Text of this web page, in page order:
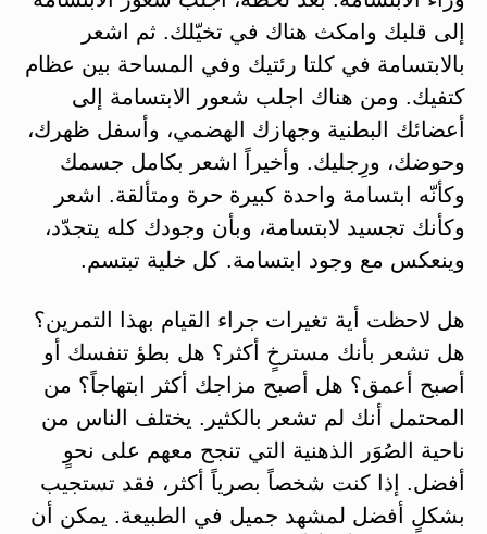
إلى قلبك وامكث هناك في تخيّلك. ثم اشعر
بالابتسامة في كلتا رئتيك وفي المساحة بين عظام
كتفيك. ومن هناك اجلب شعور الابتسامة إلى
أعضائك البطنية وجهازك الهضمي، وأسفل ظهرك،
وحوضك، ورِجليك. وأخيراً اشعر بكامل جسمك
وكأنّه ابتسامة واحدة كبيرة حرة ومتألقة. اشعر
وكأنك تجسيد لابتسامة، وبأن وجودك كله يتجدّد،
وينعكس مع وجود ابتسامة. كل خلية تبتسم.
هل لاحظت أية تغيرات جراء القيام بهذا التمرين؟
هل تشعر بأنك مسترخٍ أكثر؟ هل بطؤ تنفسك أو
أصبح أعمق؟ هل أصبح مزاجك أكثر ابتهاجاً؟ من
المحتمل أنك لم تشعر بالكثير. يختلف الناس من
ناحية الصُوَر الذهنية التي تنجح معهم على نحوٍ
أفضل. إذا كنت شخصاً بصرياً أكثر، فقد تستجيب
بشكلٍ أفضل لمشهد جميل في الطبيعة. يمكن أن